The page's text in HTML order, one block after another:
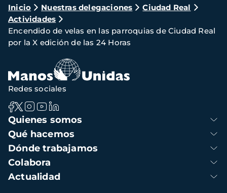
Ruta
de
navegación
Inicio Nuestras delegaciones
Ciudad Real
Actividades
Encendido de velas en las parroquias de Ciudad Real
por la X edición de las 24 Horas
Navegación
principal
Quienes somos
Qué hacemos
Dónde trabajamos
Colabora
Actualidad
Redes sociales